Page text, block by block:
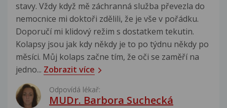
stavy. Vždy když mě záchranná služba převezla do
nemocnice mi doktoři zdělili, že je vše v pořádku.
Doporučí mi klidový režim s dostatkem tekutin.
Kolapsy jsou jak kdy někdy je to po týdnu někdy po
měsíci. Můj kolaps začne tím, že oči se zaměří na
jedno... Zobrazit více
Odpovídá lékař:
MUDr. Barbora Suchecká